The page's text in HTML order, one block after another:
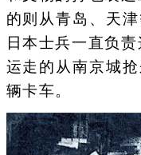
的则从青岛、天
日本士兵一直负
运走的从南京城
辆卡车。